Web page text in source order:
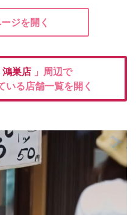
ジを開く
鴻巣店 」周辺で
いる店舗一覧を開く